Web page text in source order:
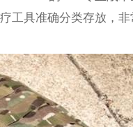
工具准确分类存放，